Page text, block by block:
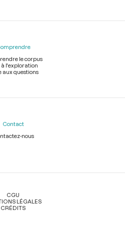
le corpus
à l'exploration
aux questions
Contact
nous
CGU
LÉGALES
CRÉDITS